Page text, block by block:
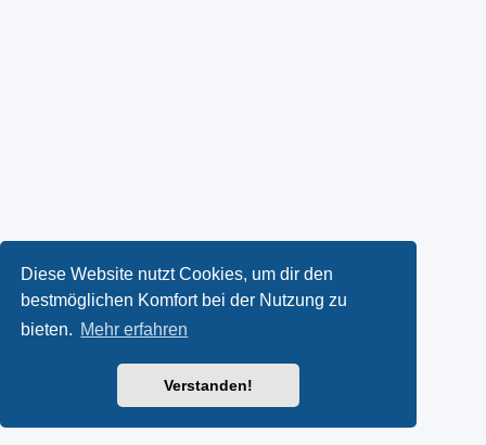
Diese Website nutzt Cookies, um dir den
bestmöglichen Komfort bei der Nutzung zu
bieten. Mehr erfahren
Verstanden!